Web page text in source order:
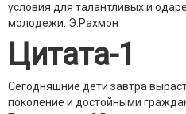
условия для талантливых и
молодежи. Э.Рахмон
Цитата-1
Сегодняшние дети завтра
поколение и достойными